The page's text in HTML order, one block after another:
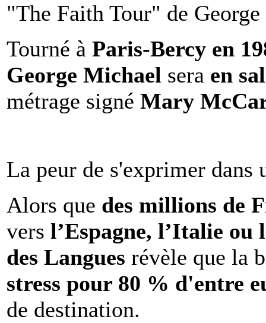
"The Faith Tour" de
Tourné à Paris-Bercy en
George Michael sera en
métrage signé Mary
La peur de s'exprimer dans
Alors que des millions de
vers l’Espagne, l’Italie ou
des Langues révèle que la
stress pour 80 % d'entre
de destination.